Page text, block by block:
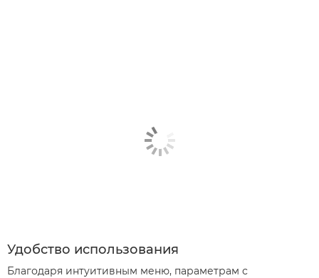
Удобство использования
Благодаря интуитивным меню, параметрам с